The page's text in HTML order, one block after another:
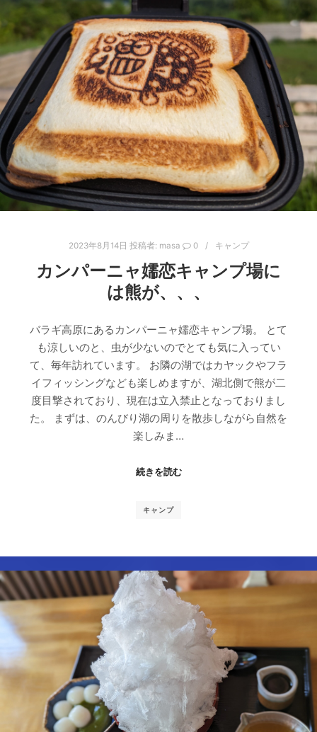
2023年8月14日 投稿者: masa 0 キャンプ
カンパーニャ嬬恋キャンプ場に
は熊が、、、
バラギ高原にあるカンパーニャ嬬恋キャンプ場。 とて
も涼しいのと、虫が少ないのでとても気に入ってい
て、毎年訪れています。 お隣の湖ではカヤックやフラ
イフィッシングなども楽しめますが、湖北側で熊が二
度目撃されており、現在は立入禁止となっておりまし
た。 まずは、のんびり湖の周りを散歩しながら自然を
楽しみま…
続きを読む
キャンプ